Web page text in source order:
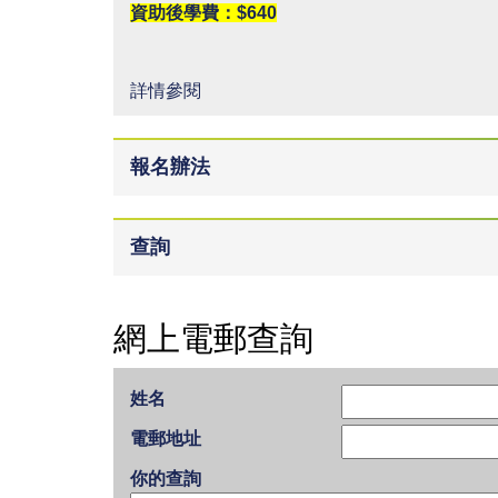
資助後學費：$640
詳情參閱
報名辦法
查詢
網上電郵查詢
姓名
電郵地址
你的查詢